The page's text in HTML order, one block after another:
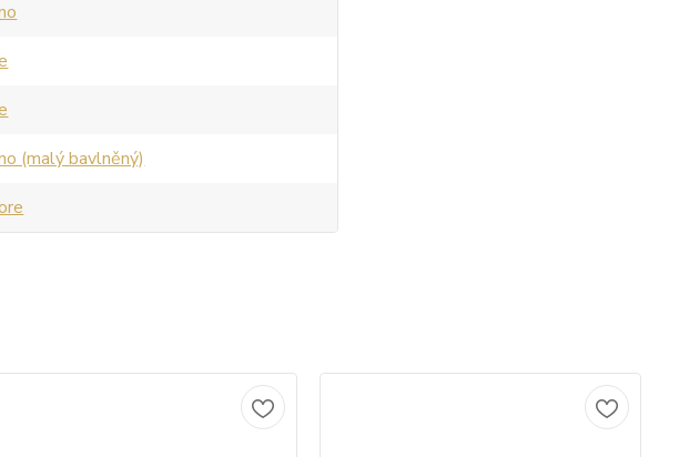
(malý bavlněný)